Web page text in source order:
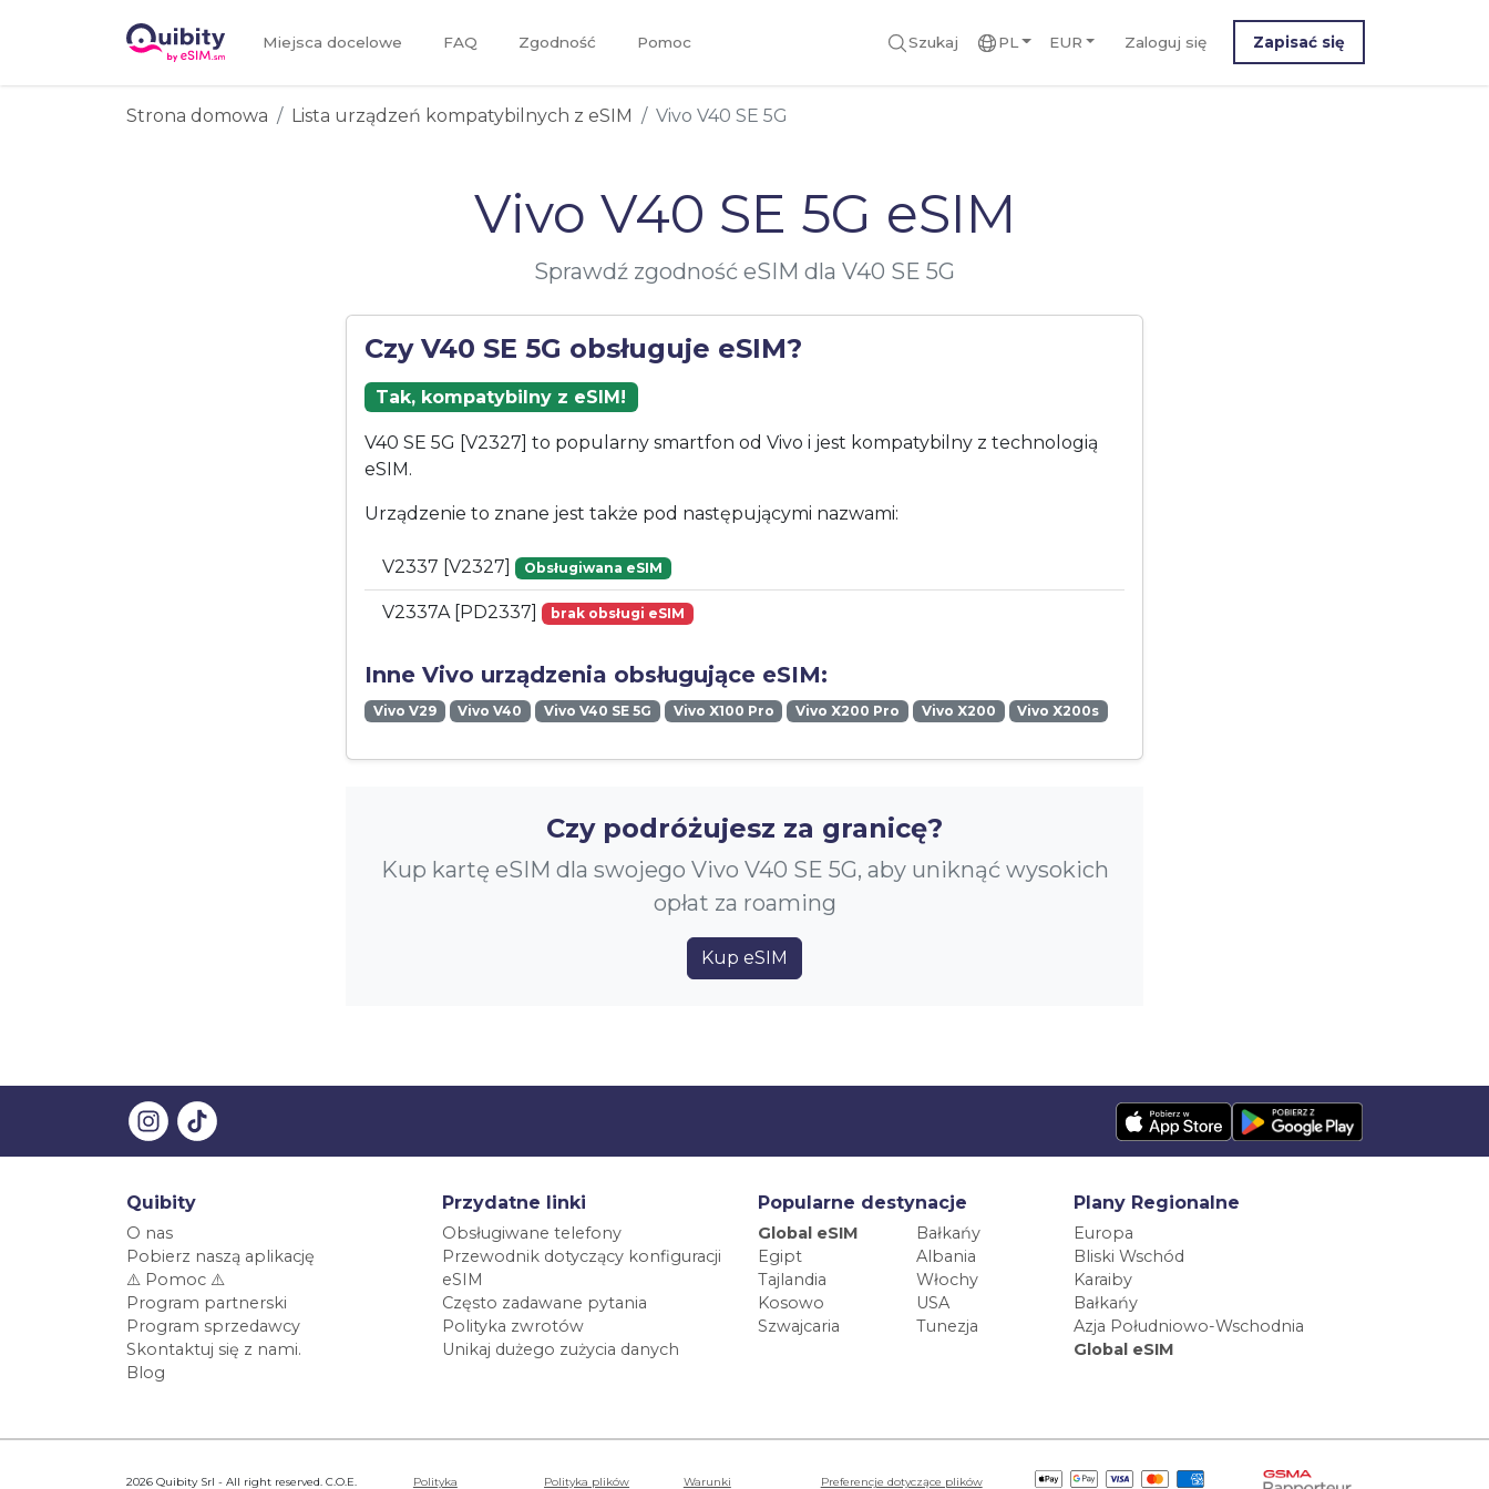
Miejsca docelowe FAQ Zgodność Pomoc Szukaj PL EUR Zaloguj się Zapisać się
Strona domowa Lista urządzeń kompatybilnych z eSIM Vivo V40 SE 5G
Vivo V40 SE 5G eSIM
Sprawdź zgodność eSIM dla V40 SE 5G
Czy V40 SE 5G obsługuje eSIM?
Tak, kompatybilny z eSIM!
V40 SE 5G [V2327] to popularny smartfon od Vivo i jest kompatybilny z technologią
eSIM.
Urządzenie to znane jest także pod następującymi nazwami:
V2337 [V2327] Obsługiwana eSIM
V2337A [PD2337] brak obsługi eSIM
Inne Vivo urządzenia obsługujące eSIM:
Vivo V29 Vivo V40 Vivo V40 SE 5G Vivo X100 Pro Vivo X200 Pro Vivo X200 Vivo X200s
Czy podróżujesz za granicę?
Kup kartę eSIM dla swojego Vivo V40 SE 5G, aby uniknąć wysokich
opłat za roaming
Kup eSIM
Quibity
O nas
Pobierz naszą aplikację
⚠️ Pomoc ⚠️
Program partnerski
Program sprzedawcy
Skontaktuj się z nami.
Blog
Przydatne linki
Obsługiwane telefony
Przewodnik dotyczący konfiguracji
eSIM
Często zadawane pytania
Polityka zwrotów
Unikaj dużego zużycia danych
Popularne destynacje
Global eSIM
Bałkańy
Egipt
Albania
Tajlandia
Włochy
Kosowo
USA
Szwajcaria
Tunezja
Plany Regionalne
Europa
Bliski Wschód
Karaiby
Bałkańy
Azja Południowo-Wschodnia
Global eSIM
2026 Quibity Srl - All right reserved. C.O.E. Polityka Polityka plików Warunki Preferencje dotyczące plików